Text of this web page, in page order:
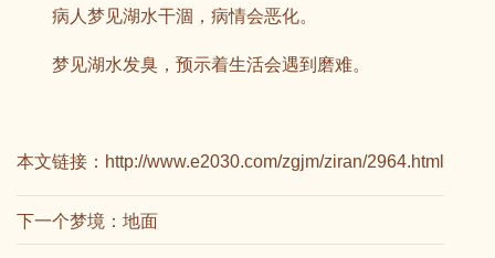
病人梦见湖水干涸，病情会恶化。
梦见湖水发臭，预示着生活会遇到磨难。
本文链接： http://www.e2030.com/zgjm/ziran/2964.html
下一个梦境： 地面